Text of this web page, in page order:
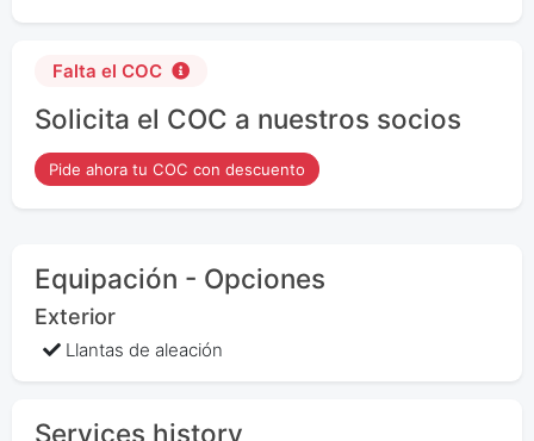
Falta el COC
Solicita el COC a nuestros socios
Pide ahora tu COC con descuento
Equipación - Opciones
Exterior
Llantas de aleación
Services history